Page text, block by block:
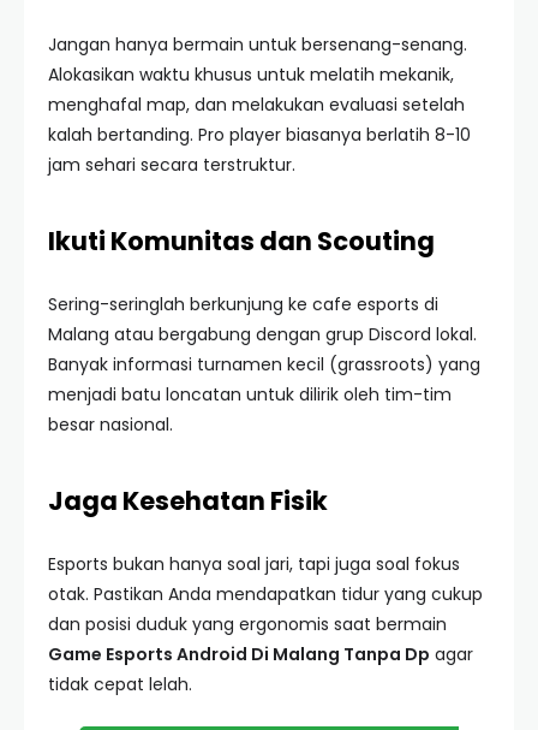
Jangan hanya bermain untuk bersenang-senang.
Alokasikan waktu khusus untuk melatih mekanik,
menghafal map, dan melakukan evaluasi setelah
kalah bertanding. Pro player biasanya berlatih 8-10
jam sehari secara terstruktur.
Ikuti Komunitas dan Scouting
Sering-seringlah berkunjung ke cafe esports di
Malang atau bergabung dengan grup Discord lokal.
Banyak informasi turnamen kecil (grassroots) yang
menjadi batu loncatan untuk dilirik oleh tim-tim
besar nasional.
Jaga Kesehatan Fisik
Esports bukan hanya soal jari, tapi juga soal fokus
otak. Pastikan Anda mendapatkan tidur yang cukup
dan posisi duduk yang ergonomis saat bermain
Game Esports Android Di Malang Tanpa Dp agar
tidak cepat lelah.